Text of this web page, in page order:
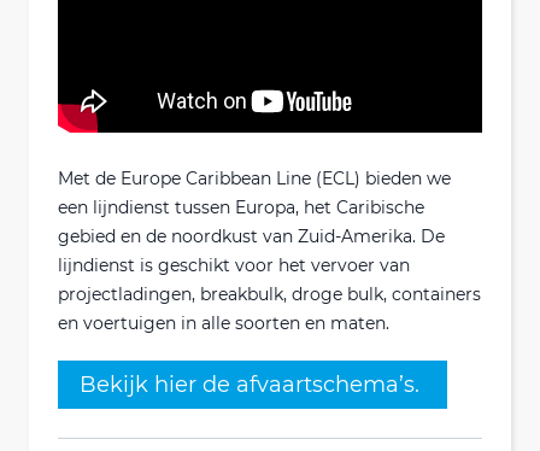
Met de Europe Caribbean Line (ECL) bieden we
een lijndienst tussen Europa, het Caribische
gebied en de noordkust van Zuid-Amerika. De
lijndienst is geschikt voor het vervoer van
projectladingen, breakbulk, droge bulk, containers
en voertuigen in alle soorten en maten.
Bekijk hier de afvaartschema’s.